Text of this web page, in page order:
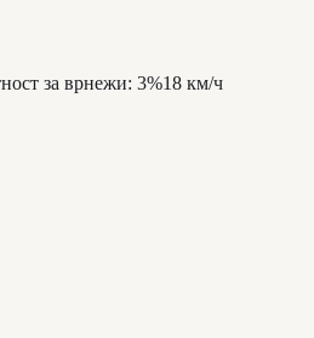
за врнежи: 3%18 км/ч